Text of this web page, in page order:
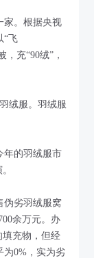
家。根据央视
“飞
充“90绒”，
绒服。羽绒服
年的羽绒服市
伪劣羽绒服窝
余万元。办
填充物，但经
为0%，实为劣